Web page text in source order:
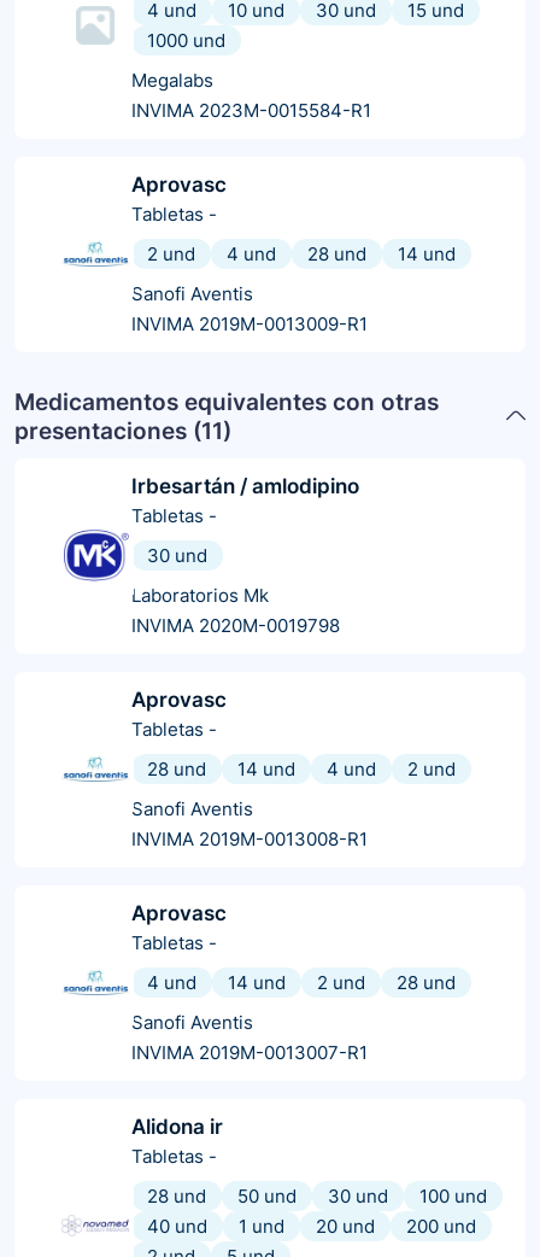
4 und 10 und 30 und
15 und
1000 und
Megalabs
INVIMA 2023M-0015584-R1
Aprovasc
Tabletas -
2 und
4 und 28 und
14 und
Sanofi Aventis
INVIMA 2019M-0013009-R1
Medicamentos equivalentes con otras
presentaciones (11)
Irbesartán / amlodipino
Tabletas -
30 und
Laboratorios Mk
INVIMA 2020M-0019798
Aprovasc
Tabletas -
28 und
14 und 4 und
2 und
Sanofi Aventis
INVIMA 2019M-0013008-R1
Aprovasc
Tabletas -
4 und
14 und 2 und
28 und
Sanofi Aventis
INVIMA 2019M-0013007-R1
Alidona ir
Tabletas -
28 und
50 und 30 und
100 und
40 und
1 und 20 und
200 und